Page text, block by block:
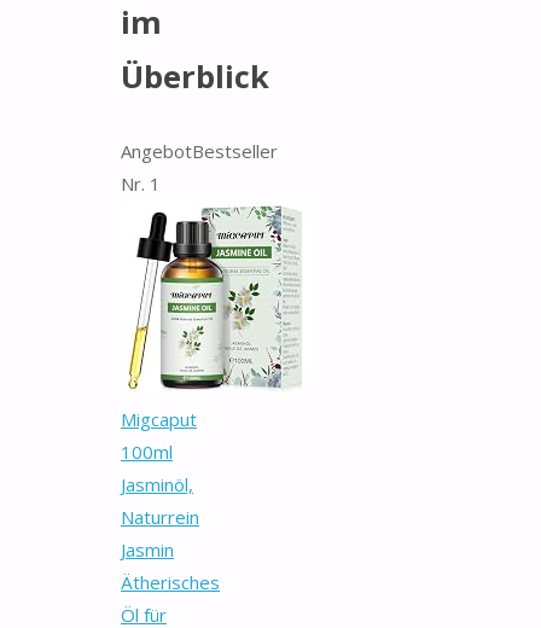
im
Überblick
AngebotBestseller
Nr. 1
Migcaput
100ml
Jasminöl,
Naturrein
Jasmin
Ätherisches
Öl für